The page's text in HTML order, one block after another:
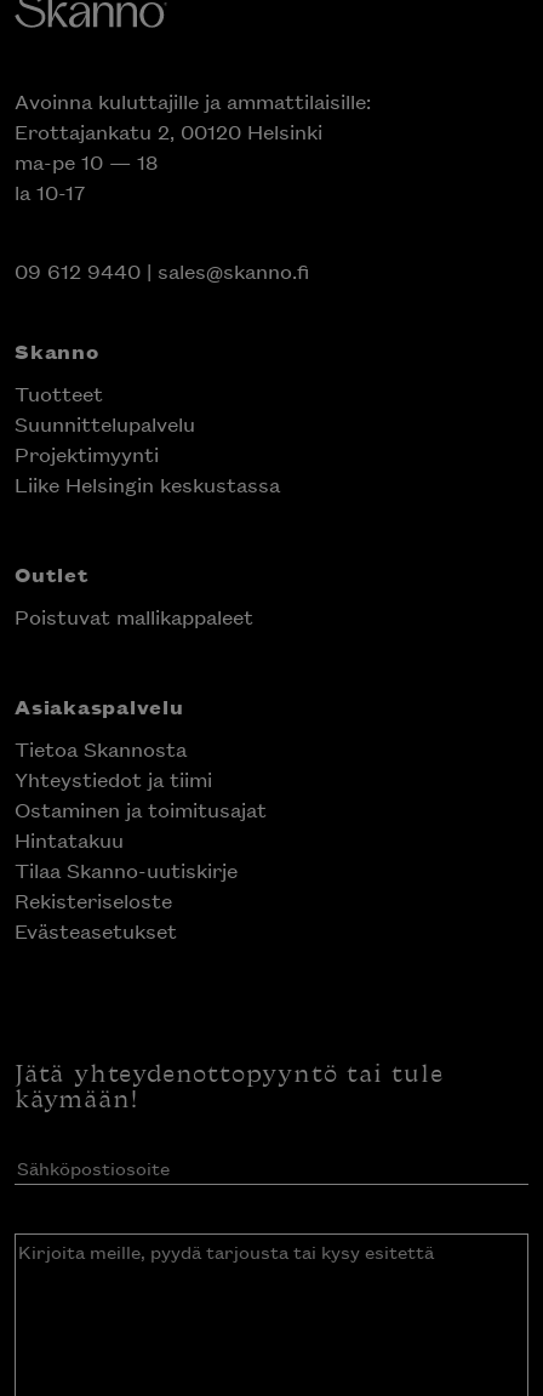
Avoinna kuluttajille ja ammattilaisille:
Erottajankatu 2, 00120 Helsinki
ma-pe 10 — 18
la 10-17
09 612 9440 | sales@skanno.fi
Skanno
Tuotteet
Suunnittelupalvelu
Projektimyynti
Liike Helsingin keskustassa
Outlet
Poistuvat mallikappaleet
Asiakaspalvelu
Tietoa Skannosta
Yhteystiedot ja tiimi
Ostaminen ja toimitusajat
Hintatakuu
Tilaa Skanno-uutiskirje
Rekisteriseloste
Evästeasetukset
Jätä yhteydenottopyyntö tai tule
käymään!
Sähköpostiosoite(Pakollinen)
Kirjoita